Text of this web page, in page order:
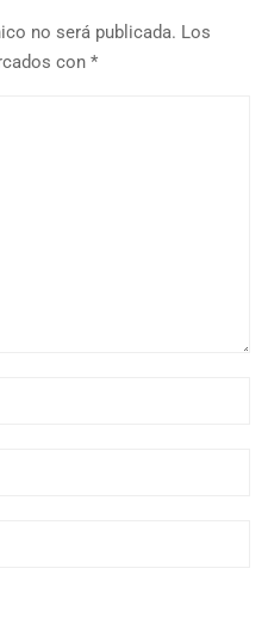
no será publicada. Los
con *